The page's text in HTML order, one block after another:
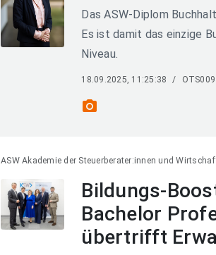
Das ASW-Diplom
Es ist damit das einzige
Niveau.
18.09.2025, 11:25:38 /
photo_camera
ASW Akademie der Steuerberater:innen und
Bildungs-
Bachelor
übertrifft